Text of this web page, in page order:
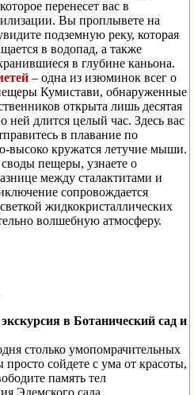
перенесет вас в
Вы проплывете на
подземную реку, которая
в водопад, а также
в глубине каньона.
– одна из изюминок всег о
Кумистави, обнаруженные
открыта лишь десятая
ней длится целый час. Здесь вас
в плавание по
высоко кружатся летучие мыши.
пещеры, узнаете о
между сталактитами и
сопровождается
жидкокристаллических
волшебную атмосферу.
в Ботанический сад и
столько умопомрачительных
сойдете с ума от красоты,
память тел
Эдемского сада.